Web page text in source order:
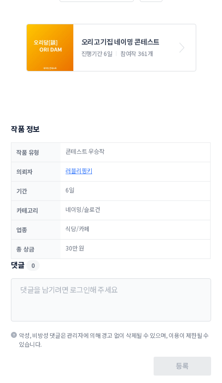
오리고기집 네이밍 콘테스트
진행기간 6일 참여작 361개
작품 정보
작품 유형 콘테스트 우승작
의뢰자 러블리핑키
기간 6일
카테고리 네이밍/슬로건
업종 식당/카페
총 상금 30만 원
댓글 0
악성, 비방성 댓글은 관리자에 의해 경고 없이 삭제될 수 있으며, 이용이 제한될 수
있습니다.
등록